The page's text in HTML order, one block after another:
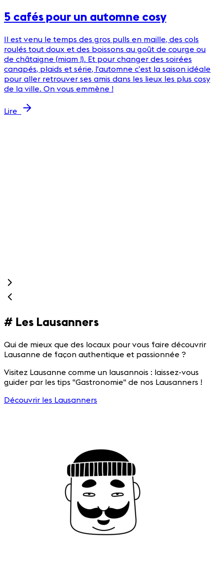
5 cafés pour un automne cosy
Il est venu le temps des gros pulls en maille, des cols
roulés tout doux et des boissons au goût de courge ou
de châtaigne (miam !). Et pour changer des soirées
canapés, plaids et série, l'automne c’est la saison idéale
pour aller retrouver ses amis dans les lieux les plus cosy
de la ville. On vous emmène !
Lire
# Les Lausanners
Qui de mieux que des locaux pour vous faire découvrir
Lausanne de façon authentique et passionnée ?
Visitez Lausanne comme un lausannois : laissez-vous
guider par les tips "Gastronomie" de nos Lausanners !
Découvrir les Lausanners